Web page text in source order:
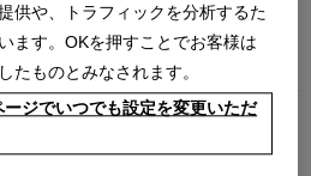
ラーゴ センターテーブル
￥275,000
在庫：受注生産
供や、トラフィックを分析するた
ます。OKを押すことでお客様は
たものとみなされます。
ージでいつでも設定を変更いただ